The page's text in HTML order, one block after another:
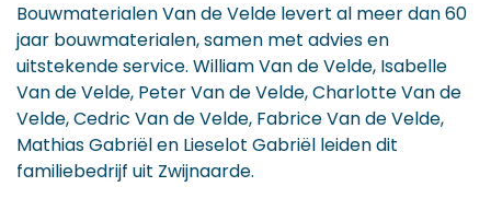
Bouwmaterialen Van de Velde levert al meer dan 60
jaar bouwmaterialen, samen met advies en
uitstekende service. William Van de Velde, Isabelle
Van de Velde, Peter Van de Velde, Charlotte Van de
Velde, Cedric Van de Velde, Fabrice Van de Velde,
Mathias Gabriël en Lieselot Gabriël leiden dit
familiebedrijf uit Zwijnaarde.